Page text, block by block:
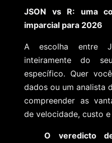
JSON vs R: uma
imparcial para 2026
A escolha entre
inteiramente do
específico. Quer
dados ou um analista
compreender as
de velocidade, custo
O veredicto